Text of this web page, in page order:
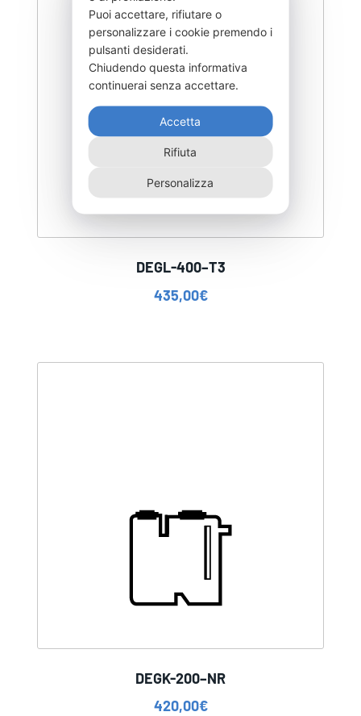
DEGL-400–T3
435,00€
DEGK-200–NR
420,00€
Puoi accettare, rifiutare o
personalizzare i cookie premendo i
pulsanti desiderati.
Chiudendo questa informativa
continuerai senza accettare.
Accetta
Rifiuta
Personalizza